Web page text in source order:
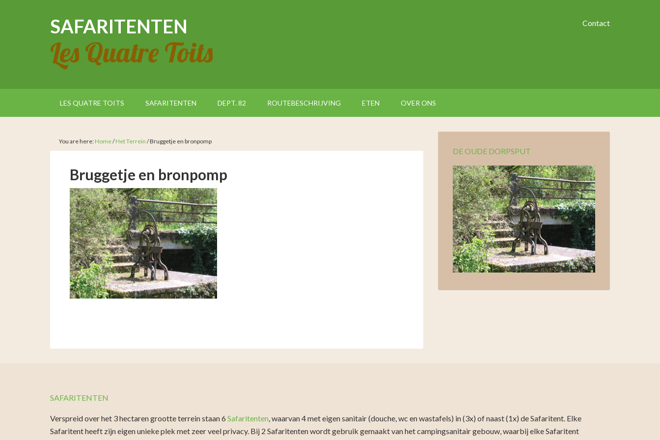
SAFARITENTEN
Les Quatre Toits
Contact
LES QUATRE TOITS SAFARITENTEN DEPT. 82 ROUTEBESCHRIJVING ETEN OVER ONS
You are here: Home/ Het Terrein /Bruggetje en bronpomp
Bruggetje en bronpomp
DE OUDE DORPSPUT
SAFARITENTEN
Verspreid over het 3 hectaren grootte terrein staan 6 Safaritenten, waarvan 4 met eigen sanitair (douche, wc en wastafels) in (3x) of naast (1x) de Safaritent. Elke
Safaritent heeft zijn eigen unieke plek met zeer veel privacy. Bij 2 Safaritenten wordt gebruik gemaakt van het campingsanitair gebouw, waarbij elke Safaritent